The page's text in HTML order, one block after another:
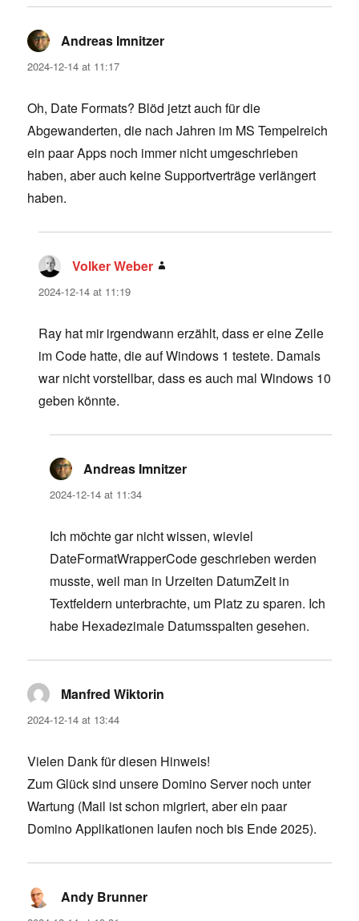
Andreas Imnitzer
2024-12-14 at 11:17
Oh, Date Formats? Blöd jetzt auch für die
Abgewanderten, die nach Jahren im MS Tempelreich
ein paar Apps noch immer nicht umgeschrieben
haben, aber auch keine Supportverträge verlängert
haben.
Volker Weber
2024-12-14 at 11:19
Ray hat mir irgendwann erzählt, dass er eine Zeile
im Code hatte, die auf Windows 1 testete. Damals
war nicht vorstellbar, dass es auch mal Windows 10
geben könnte.
Andreas Imnitzer
2024-12-14 at 11:34
Ich möchte gar nicht wissen, wieviel
DateFormatWrapperCode geschrieben werden
musste, weil man in Urzeiten DatumZeit in
Textfeldern unterbrachte, um Platz zu sparen. Ich
habe Hexadezimale Datumsspalten gesehen.
Manfred Wiktorin
2024-12-14 at 13:44
Vielen Dank für diesen Hinweis!
Zum Glück sind unsere Domino Server noch unter
Wartung (Mail ist schon migriert, aber ein paar
Domino Applikationen laufen noch bis Ende 2025).
Andy Brunner